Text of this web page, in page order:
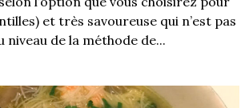
et très savoureuse qui n’est pas
niveau de la méthode de...